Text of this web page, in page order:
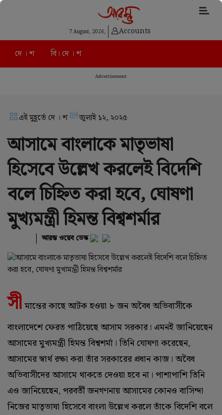
7 August, 2026, Accounts
দে । শ বি। দে । শ
Advertisement
এই মুহূর্তে দে । শ জুলাই ১২, ২০২৫
আসামে বাংলাকে মাতৃভাষা
হিসেবে উল্লেখ করলেই বিদেশি
বলে চিহ্নিত করা হবে, ঘোষণা
মুখ্যমন্ত্রী হিমন্ত বিশ্বশর্মার
আরম্ভ ওয়েব ডেস্ক
সী মান্তের কাছে আটক হওয়া ৮ জন অবৈধ অভিবাসীকে
বাংলাদেশে ফেরত পাঠিয়েছে আসাম সরকার। এমনই জানিয়েছেন
‌আসামের মুখ্যমন্ত্রী হিমন্ত বিশ্বশর্মা। তিনি ঘোষণা করেছেন,
আসামের স্বার্থ রক্ষা করা তাঁর সরকারের প্রধান কাজ। অবৈধ
অভিবাসীদের আসামে থাকতে দেওয়া হবে না। পাশাপাশি তিনি
এও জানিয়েছেন, পরবর্তী জনগণনায় আসামের কোনও বাসিন্দা
নিজের মাতৃভাষা হিসেবে বাংলা উল্লেখ করলে তাঁকে বিদেশি বলে